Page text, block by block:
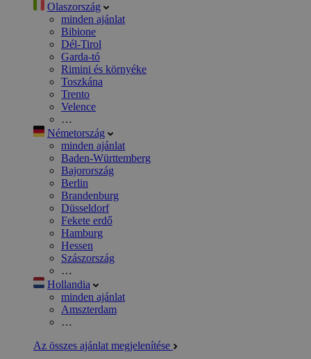
Olaszország
minden ajánlat
Bibione
Dél-Tirol
Garda-tó
Rimini és környéke
Toszkána
Trento
Velence
…
Németország
minden ajánlat
Baden-Württemberg
Bajorország
Berlin
Brandenburg
Düsseldorf
Fekete erdő
Hamburg
Hessen
Szászország
…
Hollandia
minden ajánlat
Amszterdam
…
Az összes ajánlat megjelenítése